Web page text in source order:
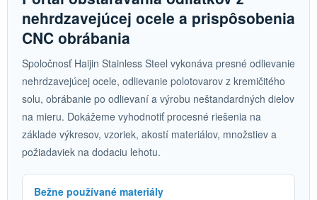
nehrdzavejúcej ocele a prispôsobenia
CNC obrábania
Spoločnosť Haijin Stainless Steel vykonáva presné odlievanie
nehrdzavejúcej ocele, odlievanie polotovarov z kremičitého
solu, obrábanie po odlievaní a výrobu neštandardných dielov
na mieru. Dokážeme vyhodnotiť procesné riešenia na
základe výkresov, vzoriek, akostí materiálov, množstiev a
požiadaviek na dodaciu lehotu.
Bežne používané materiály